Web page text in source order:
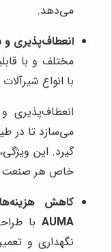
می‌دهد.
انعطاف‌پذیری و
مختلف و با
با انواع
انعطاف‌پذیری و
می‌سازد تا در
گیرد. این
خاص هر صنعت
کاهش
AUMA با
نگهداری و